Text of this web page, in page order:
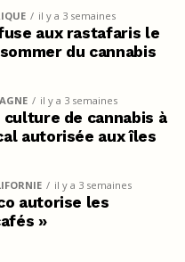
il y a 3 semaines
aux rastafaris le
du cannabis
il y a 3 semaines
de cannabis à
autorisée aux îles
il y a 3 semaines
autorise les
»